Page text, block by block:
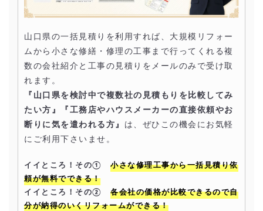
山口県の一括見積りを利用すれば、大規模リフォー
ムから小さな修繕・修理の工事まで行ってくれる複
数の会社紹介と工事の見積りをメールのみで受け取
れます。
『山口県を検討中で複数社の見積もりを比較してみ
たい方』『工務店やハウスメーカーの直接依頼やお
断りに気を遣われる方』
は、ぜひこの機会にお気軽
にご利用下さいませ。
イイところ！その①
小さな修理工事から一括見積り依
頼が無料でできる！
イイところ！その②
各会社の価格が比較できるので自
分が納得のいくリフォームができる！